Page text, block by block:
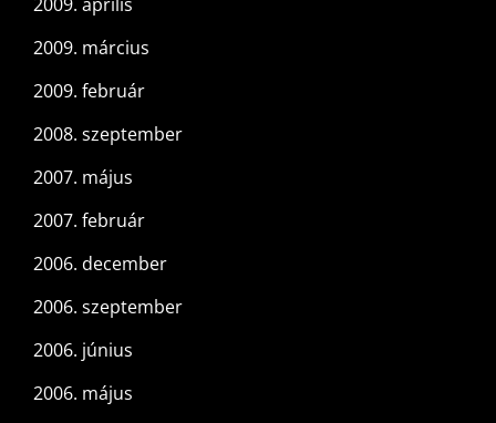
2009. március
2009. február
2008. szeptember
2007. május
2007. február
2006. december
2006. szeptember
2006. június
2006. május